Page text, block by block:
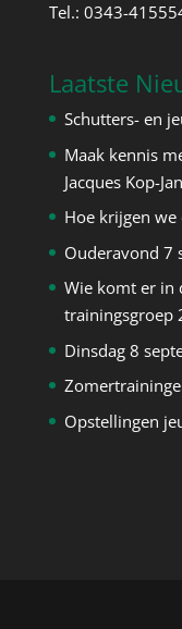
Tel.: 0343-
Laatste
Schutters- en
Maak kennis
Jacques Kop-
Hoe krijgen
Ouderavond 7
Wie komt er in
trainingsgroep
Dinsdag 8
Opstellingen